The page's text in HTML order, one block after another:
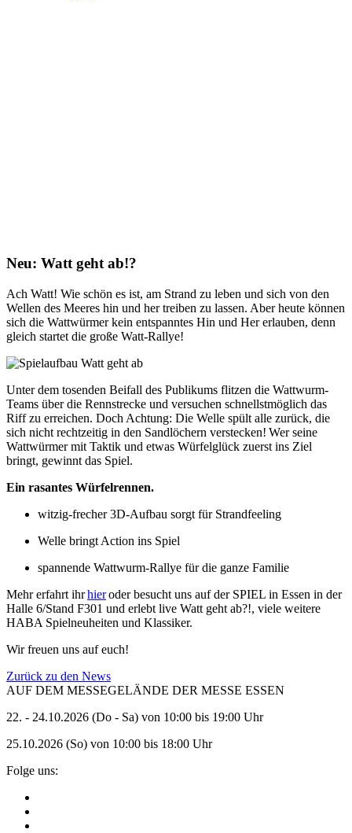
Neu: Watt geht ab!?
Ach Watt! Wie schön es ist, am Strand zu leben und sich von den
Wellen des Meeres hin und her treiben zu lassen. Aber heute können
sich die Wattwürmer kein entspanntes Hin und Her erlauben, denn
gleich startet die große Watt-Rallye!
Unter dem tosenden Beifall des Publikums flitzen die Wattwurm-
Teams über die Rennstrecke und versuchen schnellstmöglich das
Riff zu erreichen. Doch Achtung: Die Welle spült alle zurück, die
sich nicht rechtzeitig in den Sandlöchern verstecken! Wer seine
Wattwürmer mit Taktik und etwas Würfelglück zuerst ins Ziel
bringt, gewinnt das Spiel.
Ein rasantes Würfelrennen.
witzig-frecher 3D-Aufbau sorgt für Strandfeeling
Welle bringt Action ins Spiel
spannende Wattwurm-Rallye für die ganze Familie
Mehr erfahrt ihrhieroder besucht uns auf der SPIEL in Essen in der
Halle 6/Stand F301 und erlebt live Watt geht ab?!, viele weitere
HABA Spielneuheiten und Klassiker.
Wir freuen uns auf euch!
Zurück zu den News
AUF DEM MESSEGELÄNDE DER MESSE ESSEN
22. - 24.10.2026 (Do - Sa) von 10:00 bis 19:00 Uhr
25.10.2026 (So) von 10:00 bis 18:00 Uhr
Folge uns: